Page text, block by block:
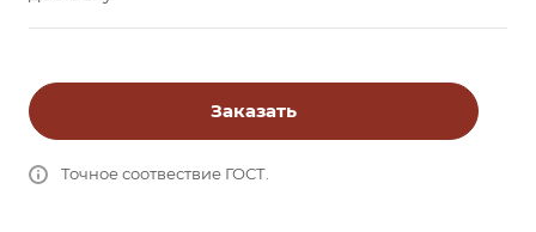
Заказать
Точное соотвествие ГОСТ.